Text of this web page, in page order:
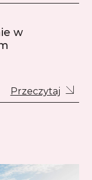
w
Przeczytaj